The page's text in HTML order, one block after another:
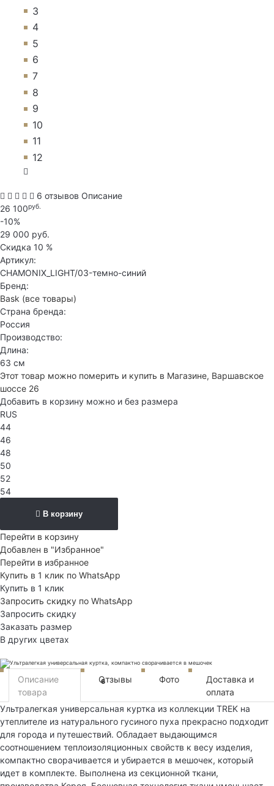
3
4
5
6
7
8
9
10
11
12
6 отзывов Описание
26 100руб.
-10%
29 000 руб.
Скидка 10 %
Артикул:
CHAMONIX_LIGHT/03-темно-синий
Бренд:
Bask (все товары)
Страна бренда:
Россия
Производство:
Длина:
63 см
Этот товар можно померить и купить в Магазине, Варшавское
шоссе 26
Добавить в корзину можно и без размера
RUS
44
46
48
50
52
54
В корзину
Перейти в корзину
Добавлен в "Избранное"
Перейти в избранное
Купить в 1 клик по WhatsApp
Купить в 1 клик
Запросить скидку по WhatsApp
Запросить скидку
Заказать размер
В других цветах
Описание
товара
Отзывы
6 Фото
Доставка и
оплата
Ультралегкая универсальная куртка из коллекции TREK на
утеплителе из натурального гусиного пуха прекрасно подходит
для города и путешествий. Обладает выдающимся
соотношением теплоизоляционных свойств к весу изделия,
компактно сворачивается и убирается в мешочек, который
идет в комплекте. Выполнена из секционной ткани,